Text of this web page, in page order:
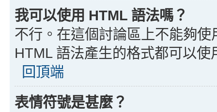
我可以使用 HTML 語法嗎？
不行。在這個討論區上不能夠
HTML 語法產生的格式都可以
回頂端
表情符號是甚麼？